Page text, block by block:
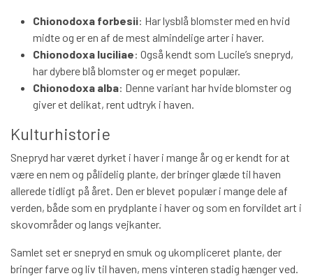
Chionodoxa forbesii: Har lysblå blomster med en hvid
midte og er en af de mest almindelige arter i haver.
Chionodoxa luciliae: Også kendt som Lucile’s snepryd,
har dybere blå blomster og er meget populær.
Chionodoxa alba: Denne variant har hvide blomster og
giver et delikat, rent udtryk i haven.
Kulturhistorie
Snepryd har været dyrket i haver i mange år og er kendt for at
være en nem og pålidelig plante, der bringer glæde til haven
allerede tidligt på året. Den er blevet populær i mange dele af
verden, både som en prydplante i haver og som en forvildet art i
skovområder og langs vejkanter.
Samlet set er snepryd en smuk og ukompliceret plante, der
bringer farve og liv til haven, mens vinteren stadig hænger ved.